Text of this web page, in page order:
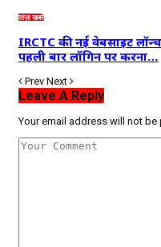
ताज़ा खबरें
IRCTC की नई वेबसाइट
पहली बार लॉगिन पर करना…
Prev Next
Leave A Reply
Your email address will not be